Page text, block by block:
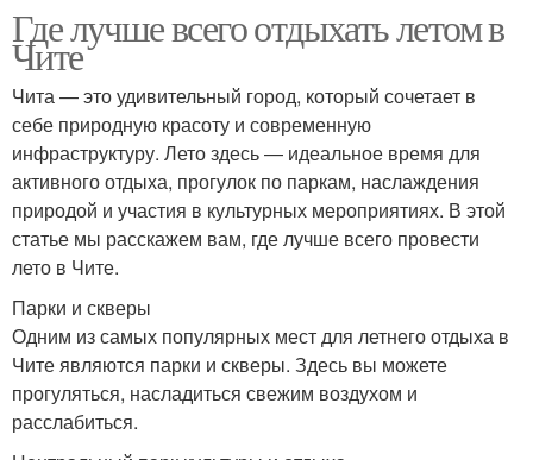
Где лучше всего отдыхать летом в
Чите
Чита — это удивительный город, который сочетает в
себе природную красоту и современную
инфраструктуру. Лето здесь — идеальное время для
активного отдыха, прогулок по паркам, наслаждения
природой и участия в культурных мероприятиях. В этой
статье мы расскажем вам, где лучше всего провести
лето в Чите.
Парки и скверы
Одним из самых популярных мест для летнего отдыха в
Чите являются парки и скверы. Здесь вы можете
прогуляться, насладиться свежим воздухом и
расслабиться.